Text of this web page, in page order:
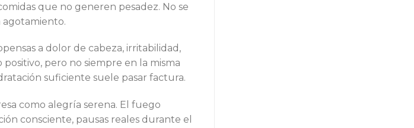
que no generen pesadez. No se
agotamiento.
a dolor de cabeza, irritabilidad,
pero no siempre en la misma
suficiente suele pasar factura.
como alegría serena. El fuego
consciente, pausas reales durante el